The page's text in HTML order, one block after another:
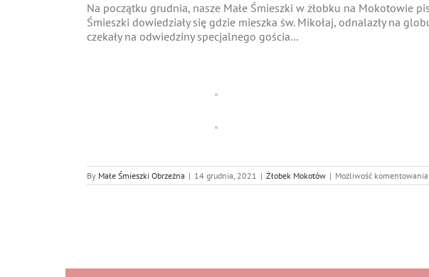
Na początku grudnia, nasze Małe Śmieszki w żłobku na Mokotowie
Śmieszki dowiedziały się gdzie mieszka św. Mikołaj, odnalazły na
czekały na odwiedziny specjalnego gościa…
By Małe Śmieszki Obrzeżna | 14 grudnia, 2021 | Żłobek Mokotów | Możliwość komentowania